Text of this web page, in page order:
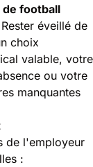
de football
Rester éveillé de
choix
valable, votre
ou votre
manquantes
de l'employeur
: